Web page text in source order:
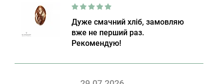
Дуже смачний хліб, замовляю
вже не перший раз.
Рекомендую!